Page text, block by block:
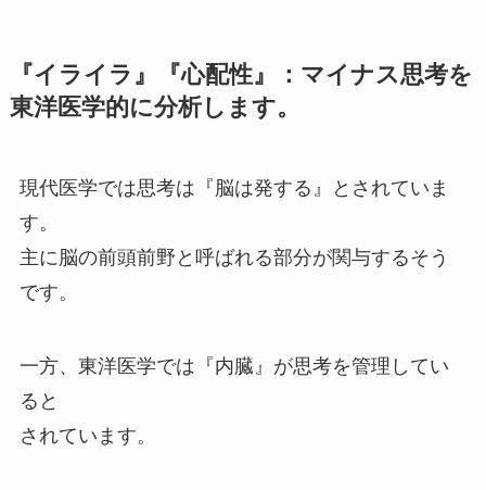
『イライラ』『心配性』：マイナス思考を
東洋医学的に分析します。
現代医学では思考は『脳は発する』とされていま
す。
主に脳の前頭前野と呼ばれる部分が関与するそう
です。
一方、東洋医学では『内臓』が思考を管理してい
ると
されています。